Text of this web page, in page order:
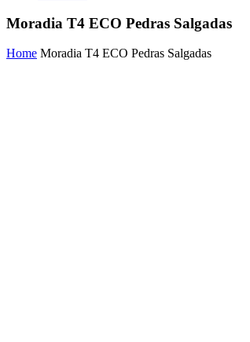
Moradia T4 ECO Pedras Salgadas
Home Moradia T4 ECO Pedras Salgadas